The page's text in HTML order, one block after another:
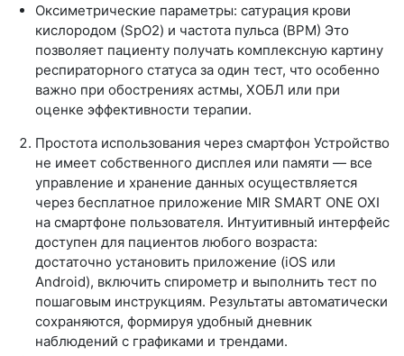
Оксиметрические параметры: сатурация крови
кислородом (SpO2) и частота пульса (BPM) Это
позволяет пациенту получать комплексную картину
респираторного статуса за один тест, что особенно
важно при обострениях астмы, ХОБЛ или при
оценке эффективности терапии.
Простота использования через смартфон Устройство
не имеет собственного дисплея или памяти — все
управление и хранение данных осуществляется
через бесплатное приложение MIR SMART ONE OXI
на смартфоне пользователя. Интуитивный интерфейс
доступен для пациентов любого возраста:
достаточно установить приложение (iOS или
Android), включить спирометр и выполнить тест по
пошаговым инструкциям. Результаты автоматически
сохраняются, формируя удобный дневник
наблюдений с графиками и трендами.